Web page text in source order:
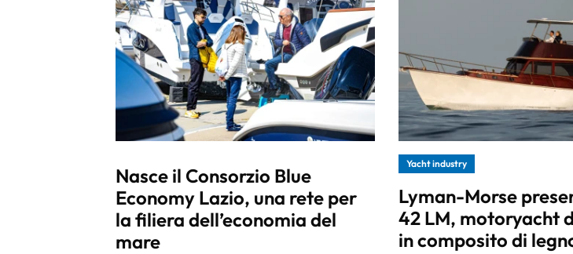
Nasce il Consorzio Blue
Economy Lazio, una rete per
la filiera dell’economia del
mare
Yacht industry
Lyman-Morse
42 LM, motoryacht
in composito di